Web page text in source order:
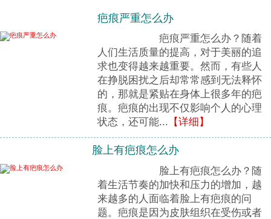
疤痕严重怎么办
疤痕严重怎么办？随着
人们生活质量的提高，对于美丽的追
求也变得越来越重要。然而，有些人
在挣脱困扰之后却常常感到无法释怀
的，那就是紧贴在身体上很多年的疤
痕。疤痕的出现不仅影响个人的心理
状态，还可能... 【详细】
脸上有疤痕怎么办
脸上有疤痕怎么办？随
着生活节奏的加快和压力的增加，越
来越多的人面临着脸上有疤痕的问
题。疤痕是因为皮肤组织在受伤或者